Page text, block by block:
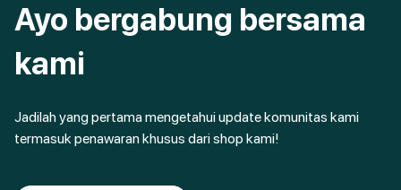
Ayo bergabung bersama
kami
Jadilah yang pertama mengetahui update komunitas kami
termasuk penawaran khusus dari shop kami!